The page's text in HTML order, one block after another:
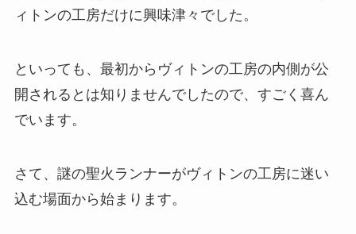
ィトンの工房だけに興味津々でした。
といっても、最初からヴィトンの工房の内側が公
開されるとは知りませんでしたので、すごく喜ん
でいます。
さて、謎の聖火ランナーがヴィトンの工房に迷い
込む場面から始まります。